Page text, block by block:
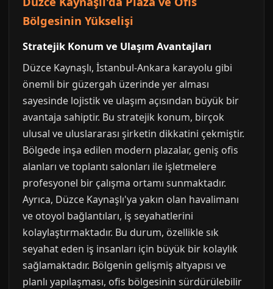
Bölgesinin Yükselişi
Stratejik Konum ve Ulaşım Avantajları
Düzce Kaynaşlı, İstanbul-Ankara karayolu gibi
önemli bir güzergah üzerinde yer alması
sayesinde lojistik ve ulaşım açısından büyük bir
avantaja sahiptir. Bu stratejik konum, birçok
ulusal ve uluslararası şirketin dikkatini çekmiştir.
Bölgede inşa edilen modern plazalar, geniş ofis
alanları ve toplantı salonları ile işletmelere
profesyonel bir çalışma ortamı sunmaktadır.
Ayrıca, Düzce Kaynaşlı'ya yakın olan havalimanı
ve otoyol bağlantıları, iş seyahatlerini
kolaylaştırmaktadır. Bu durum, özellikle sık
seyahat eden iş insanları için büyük bir kolaylık
sağlamaktadır. Bölgenin gelişmiş altyapısı ve
planlı yapılaşması, ofis bölgesinin sürdürülebilir